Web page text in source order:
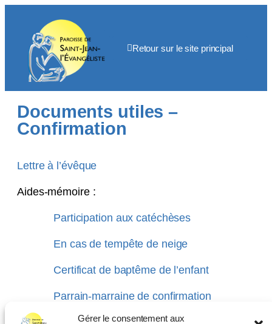
Gérer le consentement aux
Retour sur le site principal
Documents utiles –
Confirmation
Lettre à l’évêque
Aides-mémoire :
Participation aux catéchèses
En cas de tempête de neige
Certificat de baptême de l’enfant
Parrain-marraine de confirmation